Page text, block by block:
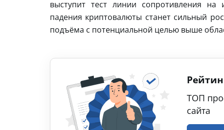
выступит тест линии сопротивления на
падения криптовалюты станет сильный
подъёма с потенциальной целью выше
ТОП
сайта